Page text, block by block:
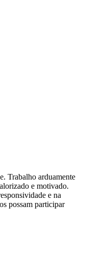
Trabalho arduamente
e motivado.
e na
possam participar